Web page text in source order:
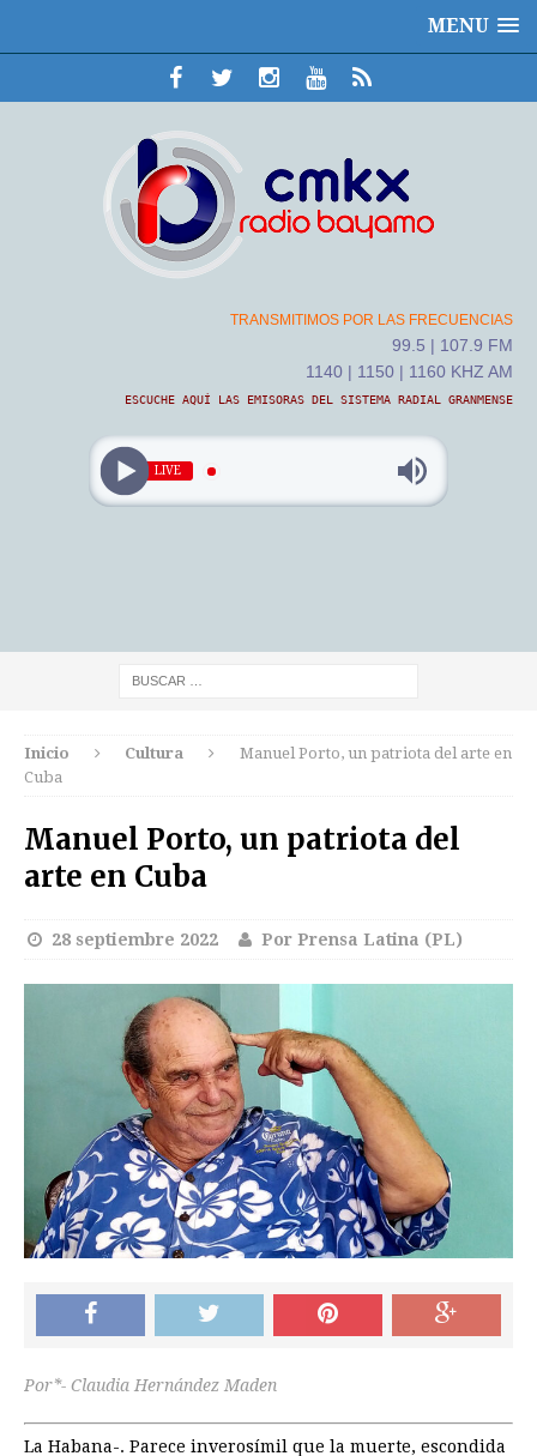
MENU
TRANSMITIMOS POR LAS FRECUENCIAS
99.5 | 107.9 FM
1140 | 1150 | 1160 KHZ AM
ESCUCHE AQUÍ LAS EMISORAS DEL SISTEMA RADIAL GRANMENSE
LIVE
Inicio Cultura
Manuel Porto, un patriota del arte en
Cuba
Manuel Porto, un patriota del
arte en Cuba
28 septiembre 2022 Por Prensa Latina (PL)
Por*- Claudia Hernández Maden
La Habana-. Parece inverosímil que la muerte, escondida